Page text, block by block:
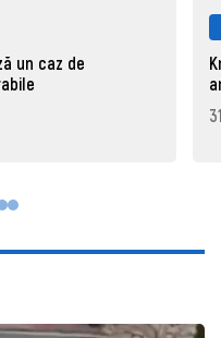
un caz de